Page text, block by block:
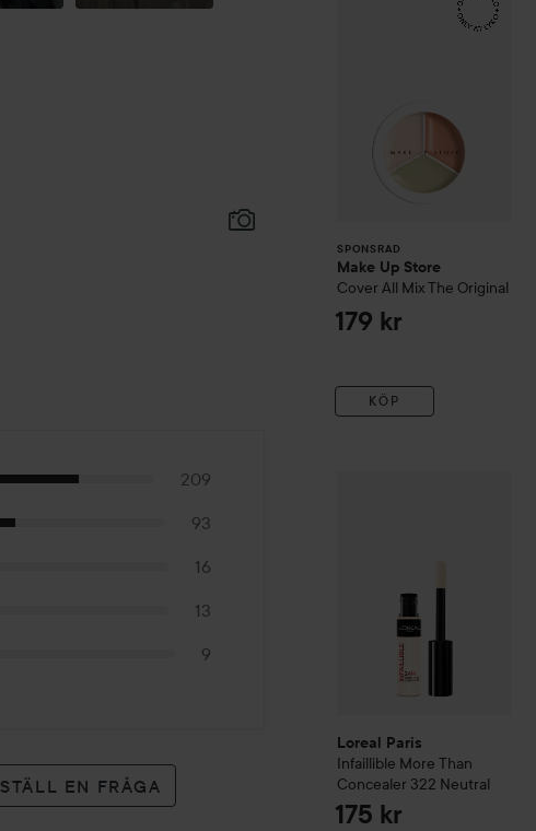
209
93
16
13
9
STÄLL EN FRÅGA
SPONSRAD
Make Up Store
Cover All MixThe Original
179 kr
KÖP
Loreal Paris
Infaillible More Than
Concealer 322 Neutral
175 kr